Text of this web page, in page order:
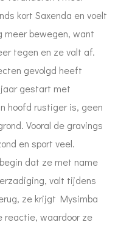
kort Saxenda en voelt
meer bewegen, want
tegen en ze valt af.
gevolgd heeft
gestart met
hoofd rustiger is, geen
Vooral de gravings
en sport veel.
dat ze met name
valt tijdens
ze krijgt Mysimba
reactie, waardoor ze